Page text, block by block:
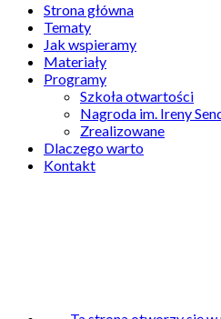
Strona główna
Tematy
Jak wspieramy
Materiały
Programy
Szkoła otwartości
Nagroda im. Ireny
Zrealizowane
Dlaczego warto
Kontakt